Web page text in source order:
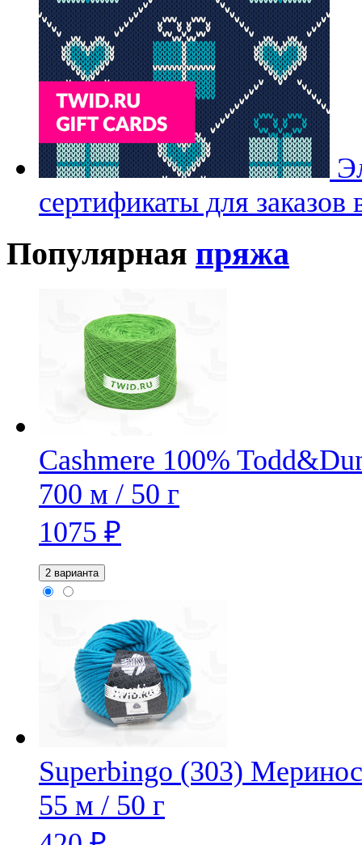
сертификаты для заказов
Популярная пряжа
Cashmere 100%
700 м / 50 г
1075 ₽
2 варианта
Superbingo (303)
55 м / 50 г